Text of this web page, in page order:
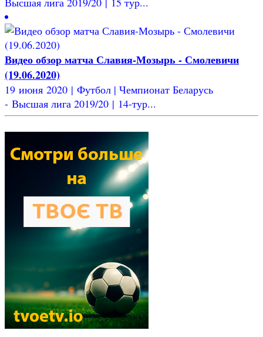
Видео обзор матча Славия-Мозырь - Смолевичи
(19.06.2020)
19 июня 2020 | Футбол | Чемпионат Беларусь
- Высшая лига 2019/20 | 14-тур...